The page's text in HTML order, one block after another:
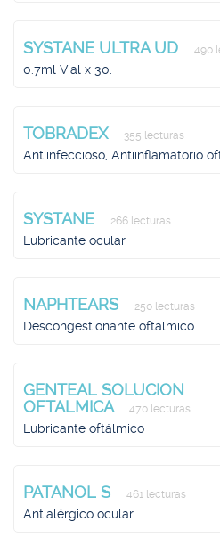
SYSTANE ULTRA UD 490
0.7ml Vial x 30.
TOBRADEX 355 lecturas
Antiinfeccioso, Antiinflamatorio
SYSTANE 266 lecturas
Lubricante ocular
NAPHTEARS 250 lecturas
Descongestionante oftálmico
GENTEAL SOLUCION
OFTALMICA
470 lecturas
Lubricante oftálmico
PATANOL S 461 lecturas
Antialérgico ocular